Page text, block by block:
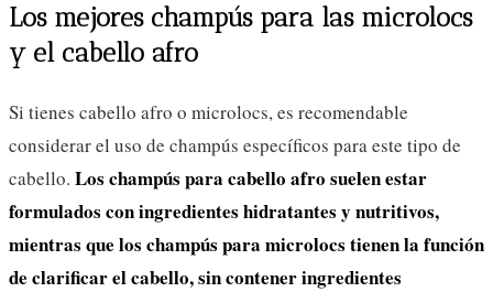
Los mejores champús para las microlocs
y el cabello afro
Si tienes cabello afro o microlocs, es recomendable
considerar el uso de champús específicos para este tipo de
cabello. Los champús para cabello afro suelen estar
formulados con ingredientes hidratantes y nutritivos,
mientras que los champús para microlocs tienen la función
de clarificar el cabello, sin contener ingredientes